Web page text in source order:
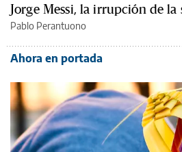
Jorge Messi, la irrupción de la
Pablo Perantuono
Ahora en portada